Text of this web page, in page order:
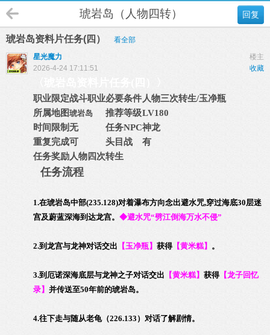
回复
琥岩岛（人物四转）
琥岩岛资料片任务(四）
看全部
楼主
星光魔力
收藏
2026-4-24 17:11:51
职业限定战斗职业必要条件 人物三次转生/玉净瓶
所属地图琥岩岛 推荐等级LV180
时间限制无 任务NPC神龙
重复完成可 头目战
有
任务奖励人物四次转生
任务流程
1.在琥岩岛中部(235.128)对着瀑布方向念出避水咒,穿过海底30层迷
宫及蔚蓝深海到达龙宫。 ◆避水咒“劈江倒海万水不侵”
2.到龙宫与龙神对话交出 【玉净瓶】 获得【黄米糕】 。
3.到厄诺深海底层与龙神之子对话交出 【黄米糕】 获得【龙子回忆
录】 并传送至50年前的琥岩岛。
4.往下走与随从老龟（226.133）对话了解剧情。